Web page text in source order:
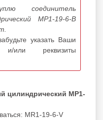
соединитель
МР1-19-6-В
указать Ваши
или реквизиты
цилиндрический МР1-
MR1-19-6-V